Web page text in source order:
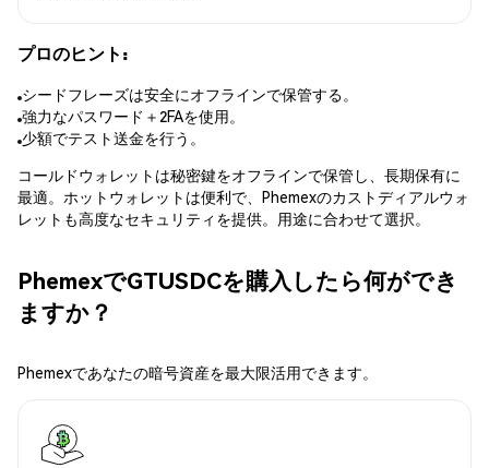
プロのヒント:
シードフレーズは安全にオフラインで保管する。
強力なパスワード＋2FAを使用。
少額でテスト送金を行う。
コールドウォレットは秘密鍵をオフラインで保管し、長期保有に
最適。ホットウォレットは便利で、Phemexのカストディアルウォ
レットも高度なセキュリティを提供。用途に合わせて選択。
PhemexでGTUSDCを購入したら何ができ
ますか？
Phemexであなたの暗号資産を最大限活用できます。